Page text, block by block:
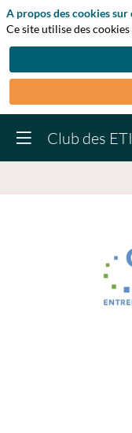
Club des
A propos des cookies sur
Ce site utilise des